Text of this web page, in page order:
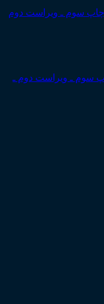
سوم ـ ویراست دوم ـ